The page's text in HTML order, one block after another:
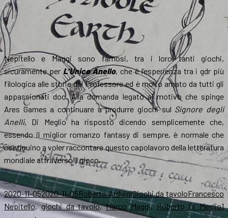
Nepitello e Maggi sono famosi, tra i loro tanti giochi,
sicuramente perL’Unico Anello, che è l’esperienza tra i gdr più
filologica alle storie del Professore ed è molto amato da tutti gli
appassionati doc. Alla domanda legato al motivo che spinge
Ares Games a continuare a produrre giochi sul Signore degli
Anelli, Di Meglio ha risposto dicendo semplicemente che,
essendo il miglior romanzo fantasy di sempre, è normale che
continuino a voler raccontare questo capolavoro della letteratura
mondiale attraverso il gioco.
…
Scritto
il
2020-11-052020-11-05Autore
Roberto ArduiniCategorie
Giochi da tavoloTag
Francesco
Nepitello,giochi da tavolo,Marco Maggi, Roberto Di Meglio1